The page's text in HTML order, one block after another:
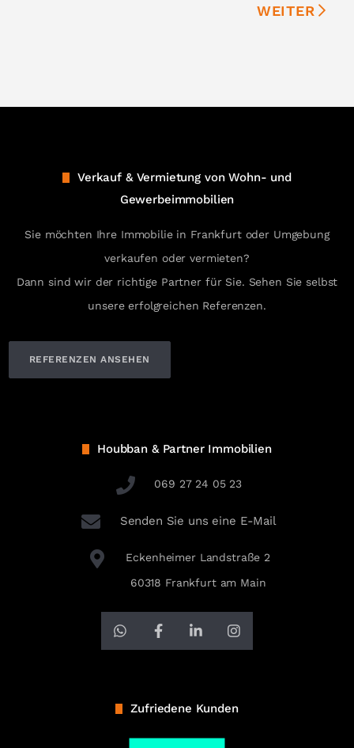
WEITER
Verkauf & Vermietung von Wohn- und
Gewerbeimmobilien
Sie möchten Ihre Immobilie in Frankfurt oder Umgebung
verkaufen oder vermieten?
Dann sind wir der richtige Partner für Sie. Sehen Sie selbst
unsere erfolgreichen Referenzen.
REFERENZEN ANSEHEN
Houbban & Partner Immobilien
069 27 24 05 23
Senden Sie uns eine E-Mail
Eckenheimer Landstraße 2
60318 Frankfurt am Main
Zufriedene Kunden